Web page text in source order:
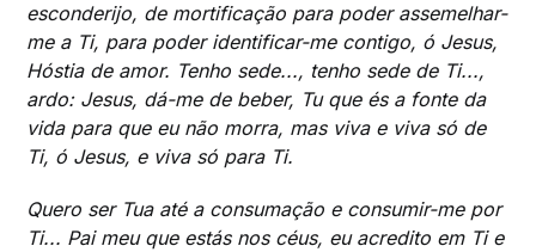
esconderijo, de mortificação para poder assemelhar-
me a Ti, para poder identificar-me contigo, ó Jesus,
Hóstia de amor. Tenho sede..., tenho sede de Ti...,
ardo: Jesus, dá-me de beber, Tu que és a fonte da
vida para que eu não morra, mas viva e viva só de
Ti, ó Jesus, e viva só para Ti.
Quero ser Tua até a consumação e consumir-me por
Ti... Pai meu que estás nos céus, eu acredito em Ti e